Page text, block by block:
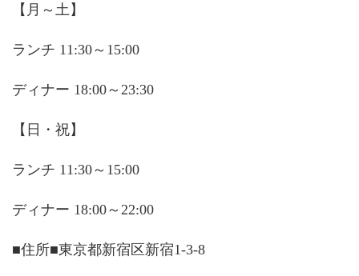
【月～土】
ランチ 11:30～15:00
ディナー 18:00～23:30
【日・祝】
ランチ 11:30～15:00
ディナー 18:00～22:00
■住所■東京都新宿区新宿1-3-8